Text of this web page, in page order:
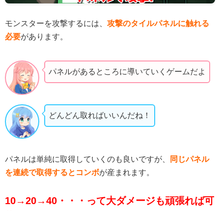
モンスターを攻撃するには、 攻撃のタイルパネルに触れる
必要があります。
パネルがあるところに導いていくゲームだよ
どんどん取ればいいんだね！
パネルは単純に取得していくのも良いですが、
同じパネル
を連続で取得するとコンボが産まれます。
10→20→40・・・って大ダメージも頑張れば可